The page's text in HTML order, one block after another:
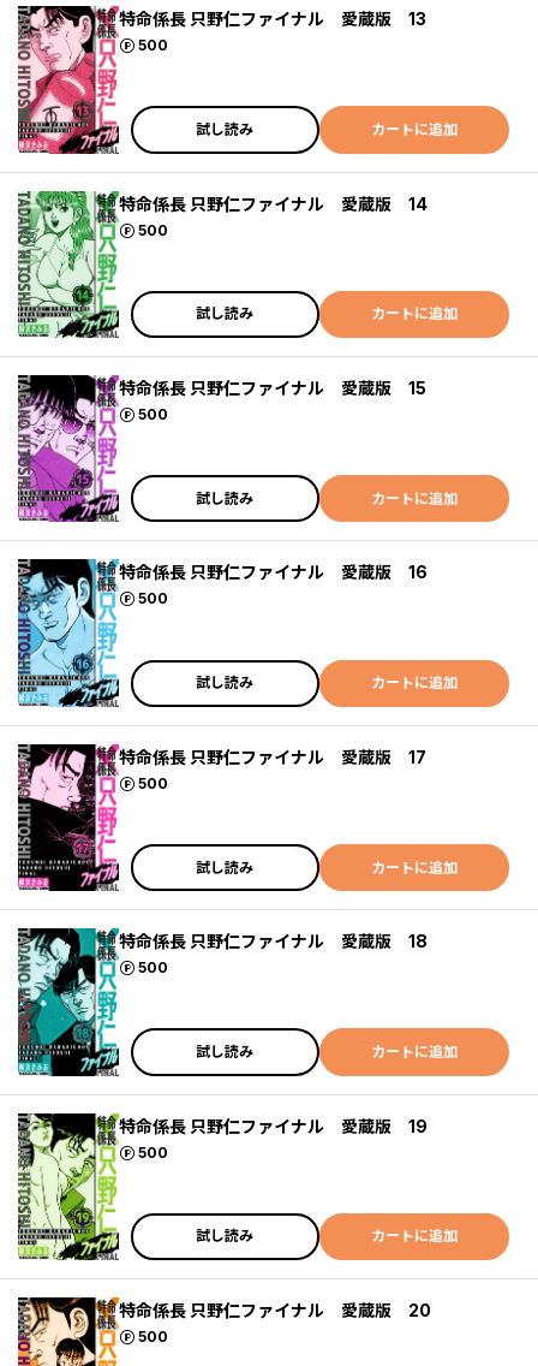
特命係長 只野仁ファイナル 愛蔵版 13
500
ポイント
試し読み カートに追加
特命係長 只野仁ファイナル 愛蔵版 14
500
ポイント
試し読み カートに追加
特命係長 只野仁ファイナル 愛蔵版 15
500
ポイント
試し読み カートに追加
特命係長 只野仁ファイナル 愛蔵版 16
500
ポイント
試し読み カートに追加
特命係長 只野仁ファイナル 愛蔵版 17
500
ポイント
試し読み カートに追加
特命係長 只野仁ファイナル 愛蔵版 18
500
ポイント
試し読み カートに追加
特命係長 只野仁ファイナル 愛蔵版 19
500
ポイント
試し読み カートに追加
特命係長 只野仁ファイナル 愛蔵版 20
500
ポイント